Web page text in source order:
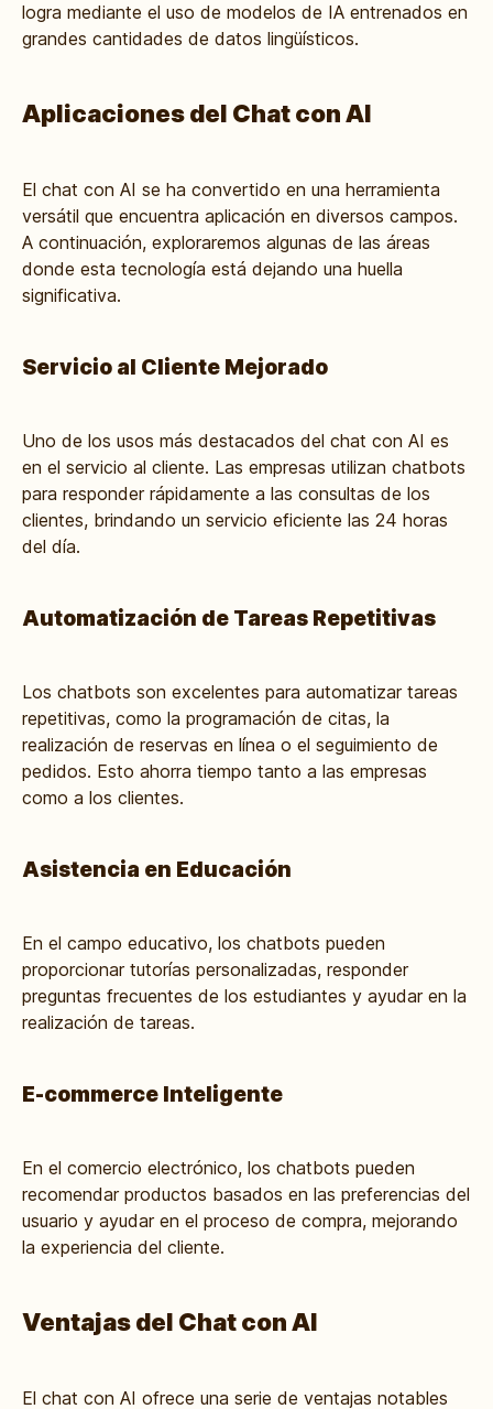
logra mediante el uso de modelos de IA entrenados en
grandes cantidades de datos lingüísticos.
Aplicaciones del Chat con AI
El chat con AI se ha convertido en una herramienta
versátil que encuentra aplicación en diversos campos.
A continuación, exploraremos algunas de las áreas
donde esta tecnología está dejando una huella
significativa.
Servicio al Cliente Mejorado
Uno de los usos más destacados del chat con AI es
en el servicio al cliente. Las empresas utilizan chatbots
para responder rápidamente a las consultas de los
clientes, brindando un servicio eficiente las 24 horas
del día.
Automatización de Tareas Repetitivas
Los chatbots son excelentes para automatizar tareas
repetitivas, como la programación de citas, la
realización de reservas en línea o el seguimiento de
pedidos. Esto ahorra tiempo tanto a las empresas
como a los clientes.
Asistencia en Educación
En el campo educativo, los chatbots pueden
proporcionar tutorías personalizadas, responder
preguntas frecuentes de los estudiantes y ayudar en la
realización de tareas.
E-commerce Inteligente
En el comercio electrónico, los chatbots pueden
recomendar productos basados en las preferencias del
usuario y ayudar en el proceso de compra, mejorando
la experiencia del cliente.
Ventajas del Chat con AI
El chat con AI ofrece una serie de ventajas notables